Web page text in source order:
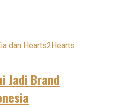
Jadi Brand